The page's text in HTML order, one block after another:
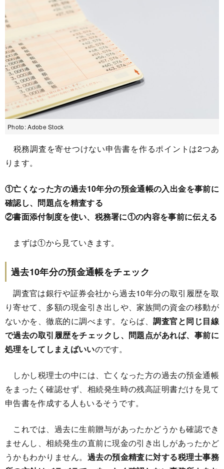
Photo: Adobe Stock
税務調査を寄せつけない申告書を作るポイントは2つあ
ります。
①亡くなった方の過去10年分の預金通帳の入出金を事前に
確認し、問題点を精査する
②書面添付制度を使い、税務署に①の内容を事前に伝える
まずは①から見ていきます。
過去10年分の預金通帳をチェック
調査官は銀行や証券会社から過去10年分の取引履歴を取
り寄せて、多額の現金引き出しや、家族間の資金の移動が
ないかを、徹底的に調べます。ならば、調査官と同じ目線
で過去の取引履歴をチェックし、問題点があれば、事前に
処理をしてしまえばいいのです。
しかし税理士の中には、亡くなった方の過去の預金通帳
をまったく確認せず、相続発生時の残高証明書だけを見て
申告書を作成する人もいるそうです。
これでは、過去に生前贈与があったかどうかも確認でき
ませんし、相続発生の直前に現金の引き出しがあったかど
うかもわかりません。 過去の預金精査に対する税理士事務